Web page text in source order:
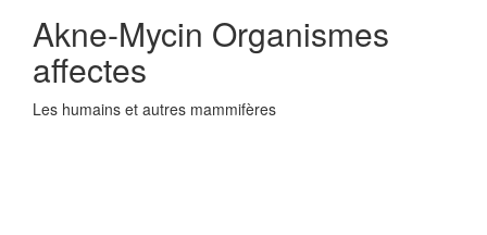
Akne-Mycin Organismes
affectes
Les humains et autres mammifères